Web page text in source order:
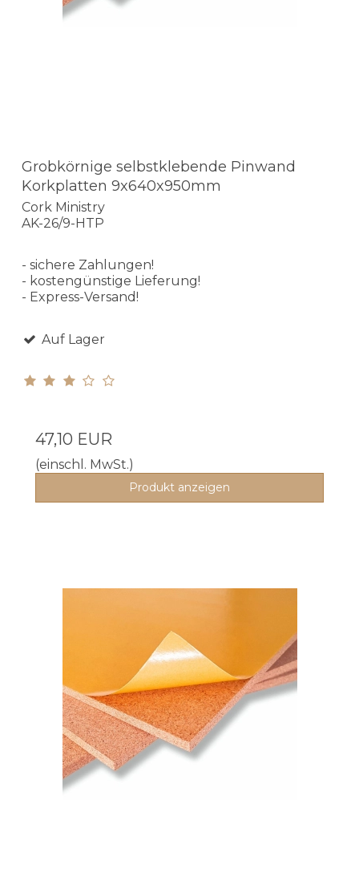
Grobkörnige selbstklebende Pinwand
Korkplatten 9x640x950mm
Cork Ministry
AK-26/9-HTP
- sichere Zahlungen!
- kostengünstige Lieferung!
- Express-Versand!
Auf Lager
47,10 EUR
(einschl. MwSt.)
Produkt anzeigen